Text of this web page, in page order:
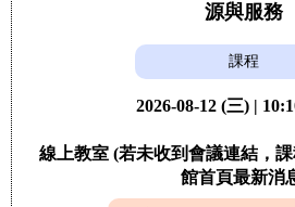
源與服務
課程
2026-08-12 (三) |
線上教室 (若未收到會議連結，
館首頁最新消